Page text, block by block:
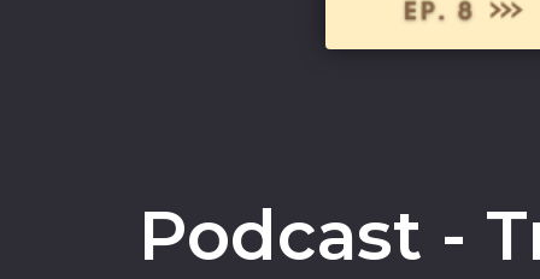
Podcast -